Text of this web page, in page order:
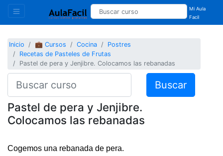
Mi Aula
Facil
Inicio 💼 Cursos Cocina
Postres
Recetas de Pasteles de Frutas
Pastel de pera y Jenjibre. Colocamos las rebanadas
Buscar
Pastel de pera y Jenjibre.
Colocamos las rebanadas
Cogemos una rebanada de pera.